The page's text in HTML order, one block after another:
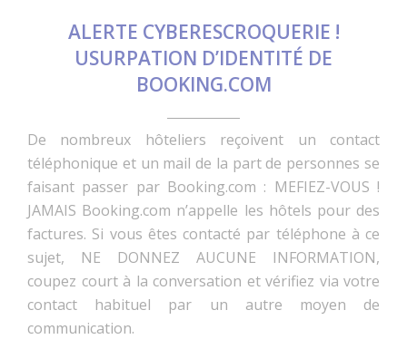
ALERTE CYBERESCROQUERIE !
USURPATION D’IDENTITÉ DE
BOOKING.COM
De nombreux hôteliers reçoivent un contact
téléphonique et un mail de la part de personnes se
faisant passer par Booking.com : MEFIEZ-VOUS !
JAMAIS Booking.com n’appelle les hôtels pour des
factures. Si vous êtes contacté par téléphone à ce
sujet, NE DONNEZ AUCUNE INFORMATION,
coupez court à la conversation et vérifiez via votre
contact habituel par un autre moyen de
communication.